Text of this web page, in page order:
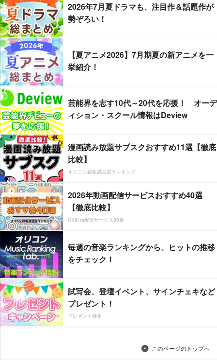
2026年7月夏ドラマも、注目作＆話題作が
勢ぞろい！
【夏アニメ2026】7月期夏の新アニメを一
挙紹介！
芸能界を志す10代～20代を応援！ オーデ
ィション・スクール情報はDeview
漫画読み放題サブスクおすすめ11選【徹底
比較】
オリコン顧客満足度ランキング
2026年動画配信サービスおすすめ40選
【徹底比較】
CS動画配信サービス20選
毎週の音楽ランキングから、ヒットの推移
をチェック！
試写会、登壇イベント、サインチェキなど
プレゼント！
プレゼント特集
このページのトップへ